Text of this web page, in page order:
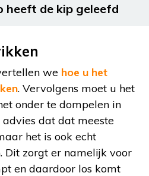
heeft de kip geleefd
we hoe u het
. Vervolgens moet u het
onder te dompelen in
dat dat meeste
het is ook echt
Dit zorgt er namelijk voor
en daardoor los komt